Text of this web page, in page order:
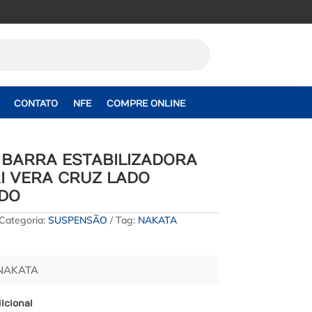
CONTATO NFE COMPRE ONLINE
ESTABILIZADORA
VERA CRUZ LADO
SUSPENSÃO Tag: NAKATA